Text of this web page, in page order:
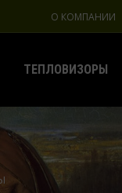
О КОМПАНИИ
ТЕПЛОВИЗОРЫ